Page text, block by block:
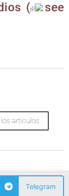
(
see
artículos
Telegram